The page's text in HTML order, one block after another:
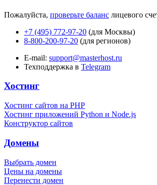
Пожалуйста, проверьте баланс лицевого
+7 (495) 772-97-20 (для Москвы)
8-800-200-97-20 (для регионов)
E-mail: support@masterhost.ru
Техподдержка в Telegram
Хостинг
Хостинг сайтов на PHP
Хостинг приложений Python и Node.js
Конструктор сайтов
Домены
Выбрать домен
Цены на домены
Перенести домен